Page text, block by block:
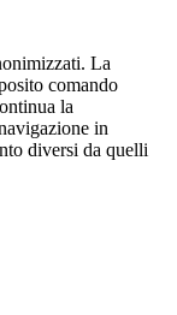
La
comando
la
in
diversi da quelli